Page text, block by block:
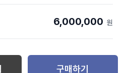
6,000,000 원
구매하기